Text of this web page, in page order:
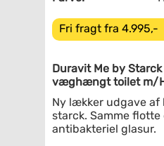
Fri fragt fra 4.995,-
Duravit Me by Starck
væghængt toilet m/
Ny lækker udgave af
starck. Samme
antibakteriel glasur.